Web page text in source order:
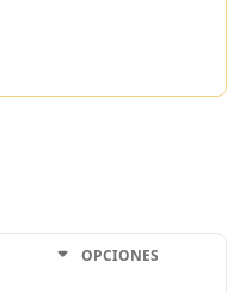
OPCIONES